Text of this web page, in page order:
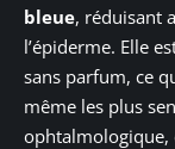
bleue, réduisant
l’épiderme. Elle
sans parfum, ce
même les plus
ophtalmologique,